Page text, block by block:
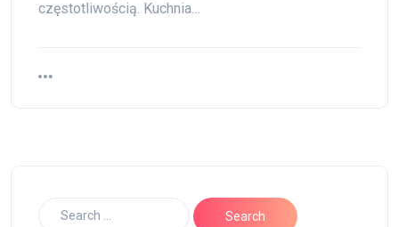
częstotliwością. Kuchnia…